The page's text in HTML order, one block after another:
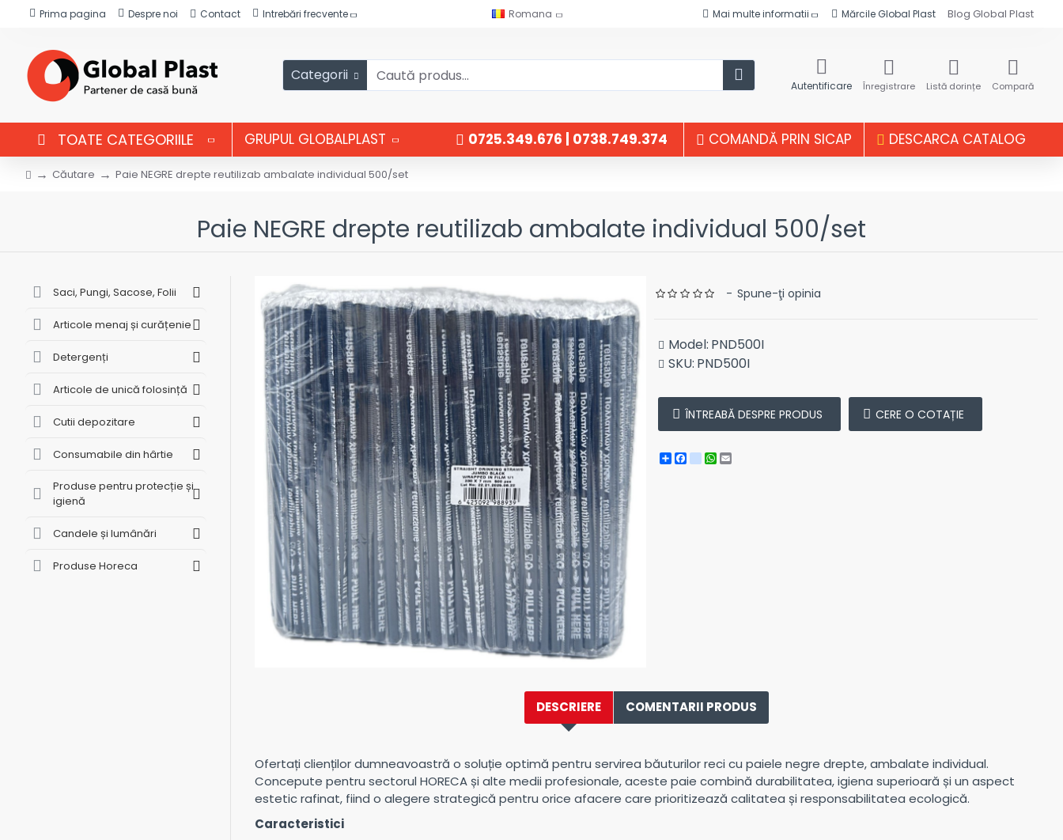
Prima pagina Despre noi Contact Intrebări frecvente Romana Mai multe informatii Mărcile Global Plast Blog Global Plast
Categorii
Autentificare Înregistrare Listă dorințe Compară
TOATE CATEGORIILE GRUPUL GLOBALPLAST 0725.349.676 | 0738.749.374 COMANDĂ PRIN SICAP DESCARCA CATALOG
Căutare Paie NEGRE drepte reutilizab ambalate individual 500/set
Paie NEGRE drepte reutilizab ambalate individual 500/set
Saci, Pungi, Sacose, Folii
Articole menaj și curățenie
Detergenți
Articole de unică folosință
Cutii depozitare
Consumabile din hârtie
Produse pentru protecție și
igienă
Candele și lumânări
Produse Horeca
Model: PND500I
SKU: PND500I
- Spune-ţi opinia
ÎNTREABĂ DESPRE PRODUS CERE O COTAȚIE
ShareFacebook
instagram
WhatsApp
DESCRIERE COMENTARII PRODUS
Ofertați clienților dumneavoastră o soluție optimă pentru servirea băuturilor reci cu paiele negre drepte, ambalate individual.
Concepute pentru sectorul HORECA și alte medii profesionale, aceste paie combină durabilitatea, igiena superioară și un aspect
estetic rafinat, fiind o alegere strategică pentru orice afacere care prioritizează calitatea și responsabilitatea ecologică.
Caracteristici